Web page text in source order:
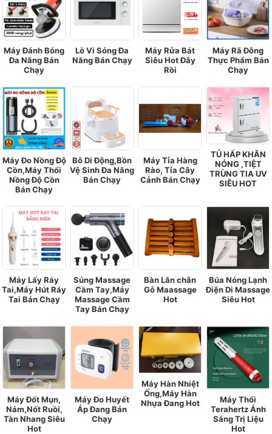
Máy Đánh Bóng
Đa Năng Bán
Chạy
Lò Vi Sóng Đa
Năng Bán Chạy
Máy Rửa Bát
Siêu Hot Đây
Rồi
Máy Rã Đông
Thực Phẩm Bán
Chạy
Máy Đo Nồng Độ
Cồn,Máy Thổi
Nồng Độ Cồn
Bán Chạy
Bô Di Động,Bồn
Vệ Sinh Đa Năng
Bán Chạy
Máy Tỉa Hàng
Rào, Tỉa Cây
Cảnh Bán Chạy
TỦ HẤP KHĂN
NÓNG ,TIỆT
TRÙNG TIA UV
SIÊU HOT
Máy Lấy Ráy
Tai,Máy Hút Ráy
Tai Bán Chạy
Súng Massage
Cầm Tay,Máy
Massage Cầm
Tay Bán Chạy
Bàn Lăn chân
Gỗ Maassage
Hot
Búa Nóng Lạnh
Điện Di Massage
Siêu Hot
Máy Đốt Mụn,
Nám,Nốt Ruồi,
Tàn Nhang Siêu
Hot
Máy Đo Huyết
Áp Đang Bán
Chạy
Máy Hàn Nhiệt
Ống,Máy Hàn
Nhựa Đang Hot
Máy Thổi
Terahertz Ánh
Sáng Trị Liệu
Hot